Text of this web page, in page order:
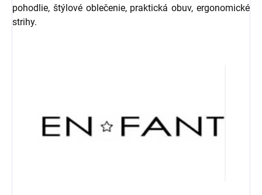
pohodlie, štýlové oblečenie, praktická obuv, ergonomické
strihy.